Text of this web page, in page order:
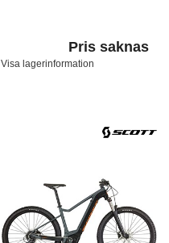
Pris saknas
Visa lagerinformation